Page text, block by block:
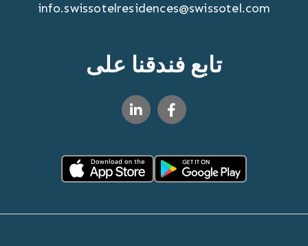
info.swissotelresidences@swissotel.com
تابع فندقنا على